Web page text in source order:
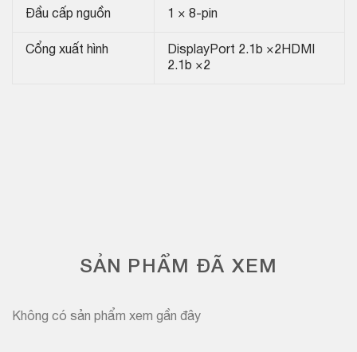
Đầu cấp nguồn 1 × 8-pin
Cổng xuất hình
DisplayPort 2.1b ×2HDMI
2.1b ×2
SẢN PHẨM ĐÃ XEM
Không có sản phẩm xem gần đây